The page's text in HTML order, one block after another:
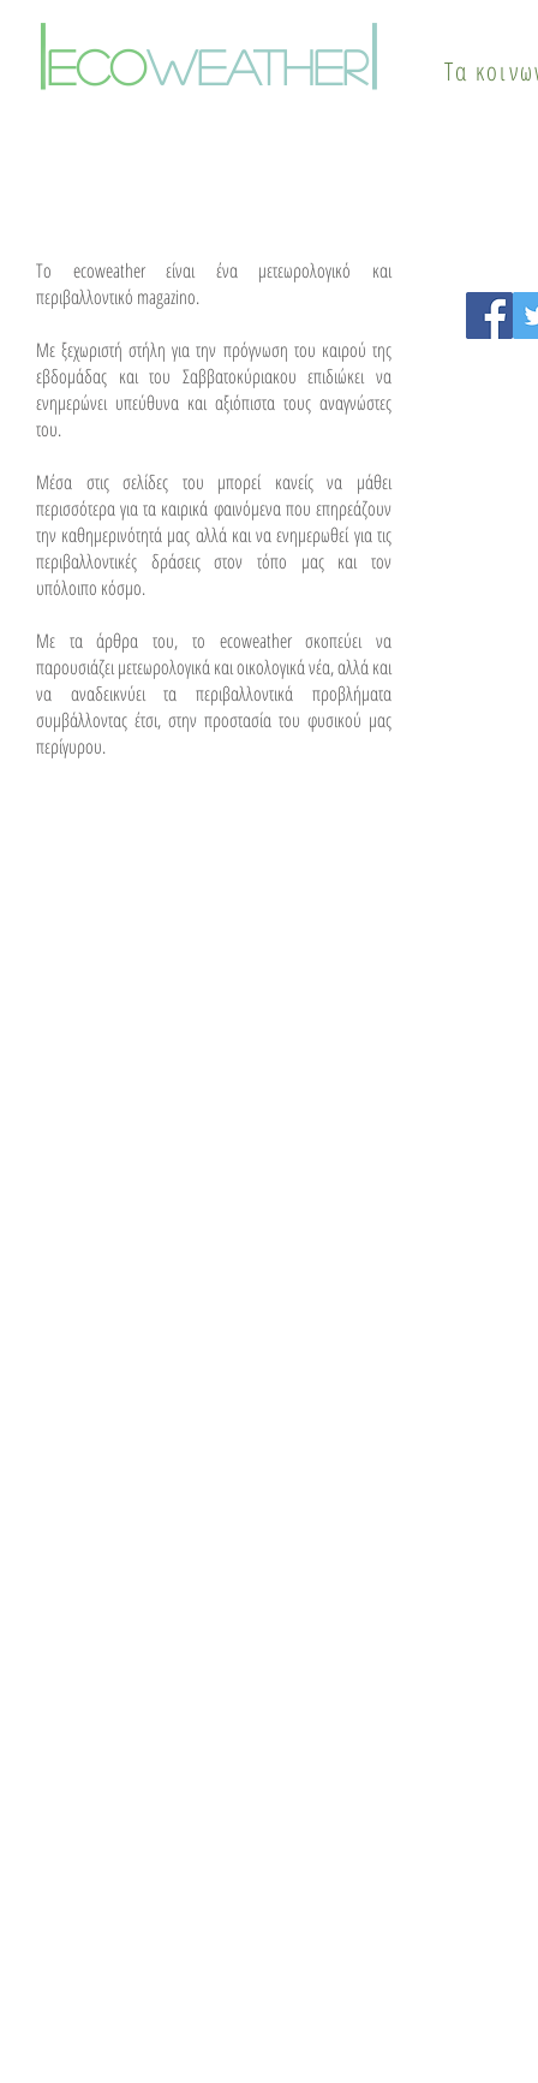
Πότε αλλάζει το σκηνικό
του καιρού
λύσεις
ecoweather| Τα
To ecoweather είναι ένα μετεωρολογικό και
περιβαλλοντικό magazino.
Με ξεχωριστή στήλη για την πρόγνωση του καιρού της
εβδομάδας και του Σαββατοκύριακου επιδιώκει να
ενημερώνει υπεύθυνα και αξιόπιστα τους αναγνώστες
του.
Μέσα στις σελίδες του μπορεί κανείς να μάθει
περισσότερα για τα καιρικά φαινόμενα που επηρεάζουν
την καθημερινότητά μας αλλά και να ενημερωθεί για τις
περιβαλλοντικές δράσεις στον τόπο μας και τον
υπόλοιπο κόσμο.
Με τα άρθρα του, το ecoweather σκοπεύει να
παρουσιάζει μετεωρολογικά και οικολογικά νέα, αλλά και
να αναδεικνύει τα περιβαλλοντικά προβλήματα
συμβάλλοντας έτσι, στην προστασία του φυσικού μας
περίγυρου.